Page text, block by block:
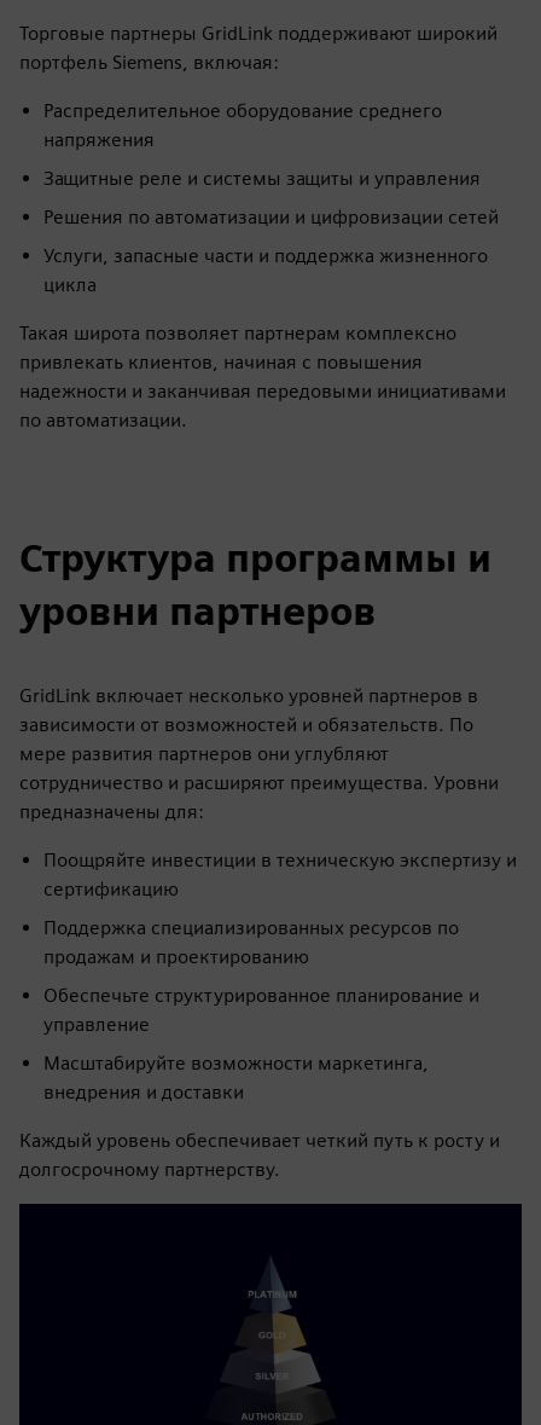
Торговые партнеры GridLink поддерживают широкий
портфель Siemens, включая:
Распределительное оборудование среднего
напряжения
Защитные реле и системы защиты и управления
Решения по автоматизации и цифровизации сетей
Услуги, запасные части и поддержка жизненного
цикла
Такая широта позволяет партнерам комплексно
привлекать клиентов, начиная с повышения
надежности и заканчивая передовыми инициативами
по автоматизации.
Структура программы и
уровни партнеров
GridLink включает несколько уровней партнеров в
зависимости от возможностей и обязательств. По
мере развития партнеров они углубляют
сотрудничество и расширяют преимущества. Уровни
предназначены для:
Поощряйте инвестиции в техническую экспертизу и
сертификацию
Поддержка специализированных ресурсов по
продажам и проектированию
Обеспечьте структурированное планирование и
управление
Масштабируйте возможности маркетинга,
внедрения и доставки
Каждый уровень обеспечивает четкий путь к росту и
долгосрочному партнерству.